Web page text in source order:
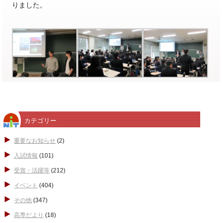
りました。
カテゴリー
重要なお知らせ (2)
入試情報 (101)
受賞・活躍等 (212)
イベント (404)
その他 (347)
高専だより (18)